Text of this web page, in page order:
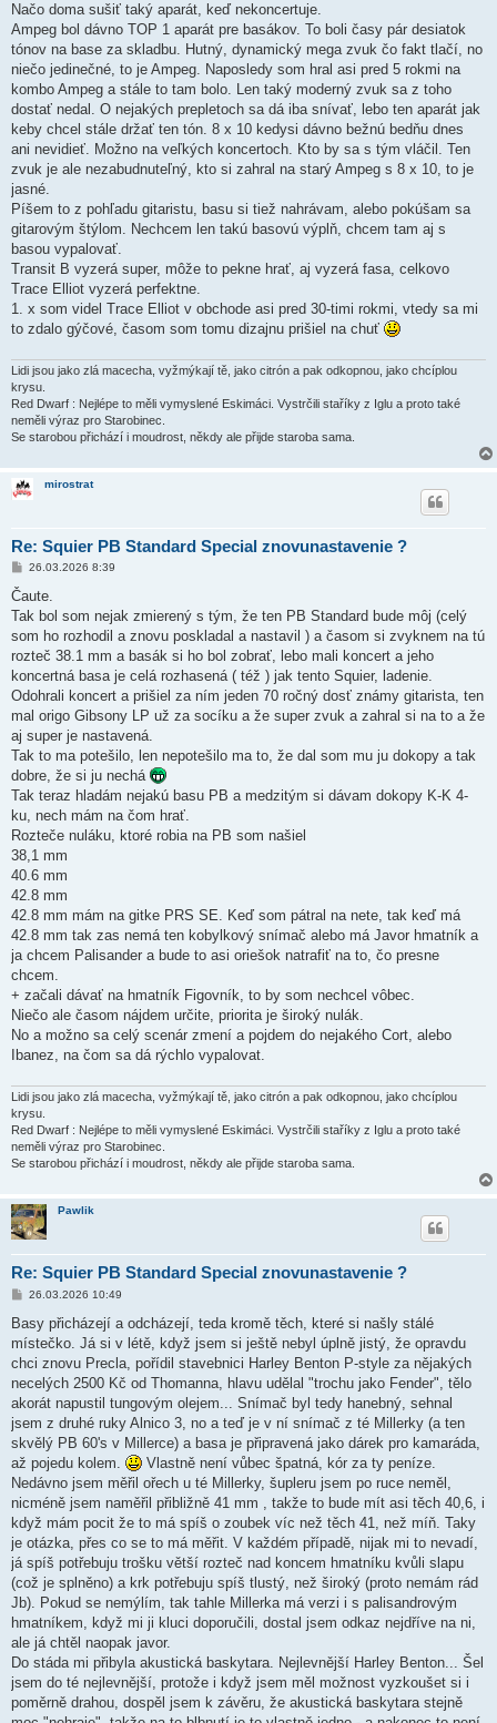
Načo doma sušiť taký aparát, keď nekoncertuje.
Ampeg bol dávno TOP 1 aparát pre basákov. To boli časy pár desiatok
tónov na base za skladbu. Hutný, dynamický mega zvuk čo fakt tlačí, no
niečo jedinečné, to je Ampeg. Naposledy som hral asi pred 5 rokmi na
kombo Ampeg a stále to tam bolo. Len taký moderný zvuk sa z toho
dostať nedal. O nejakých prepletoch sa dá iba snívať, lebo ten aparát jak
keby chcel stále držať ten tón. 8 x 10 kedysi dávno bežnú bedňu dnes
ani nevidieť. Možno na veľkých koncertoch. Kto by sa s tým vláčil. Ten
zvuk je ale nezabudnuteľný, kto si zahral na starý Ampeg s 8 x 10, to je
jasné.
Píšem to z pohľadu gitaristu, basu si tiež nahrávam, alebo pokúšam sa
gitarovým štýlom. Nechcem len takú basovú výplň, chcem tam aj s
basou vypalovať.
Transit B vyzerá super, môže to pekne hrať, aj vyzerá fasa, celkovo
Trace Elliot vyzerá perfektne.
1. x som videl Trace Elliot v obchode asi pred 30-timi rokmi, vtedy sa mi
to zdalo gýčové, časom som tomu dizajnu prišiel na chuť
Lidi jsou jako zlá macecha, vyžmýkají tě, jako citrón a pak odkopnou, jako chcíplou
krysu.
Red Dwarf : Nejlépe to měli vymyslené Eskimáci. Vystrčili staříky z Iglu a proto také
neměli výraz pro Starobinec.
Se starobou přichází i moudrost, někdy ale přijde staroba sama.
mirostrat
Re: Squier PB Standard Special znovunastavenie ?
P
í
p
ě
e
k
26.03.2026 8:39
Čaute.
Tak bol som nejak zmierený s tým, že ten PB Standard bude môj (celý
som ho rozhodil a znovu poskladal a nastavil ) a časom si zvyknem na tú
rozteč 38.1 mm a basák si ho bol zobrať, lebo mali koncert a jeho
koncertná basa je celá rozhasená ( též ) jak tento Squier, ladenie.
Odohrali koncert a prišiel za ním jeden 70 ročný dosť známy gitarista, ten
mal origo Gibsony LP už za socíku a že super zvuk a zahral si na to a že
aj super je nastavená.
Tak to ma potešilo, len nepotešilo ma to, že dal som mu ju dokopy a tak
dobre, že si ju nechá
Tak teraz hladám nejakú basu PB a medzitým si dávam dokopy K-K 4-
ku, nech mám na čom hrať.
Rozteče nuláku, ktoré robia na PB som našiel
38,1 mm
40.6 mm
42.8 mm
42.8 mm mám na gitke PRS SE. Keď som pátral na nete, tak keď má
42.8 mm tak zas nemá ten kobylkový snímač alebo má Javor hmatník a
ja chcem Palisander a bude to asi oriešok natrafiť na to, čo presne
chcem.
+ začali dávať na hmatník Figovník, to by som nechcel vôbec.
Niečo ale časom nájdem určite, priorita je široký nulák.
No a možno sa celý scenár zmení a pojdem do nejakého Cort, alebo
Ibanez, na čom sa dá rýchlo vypalovat.
Lidi jsou jako zlá macecha, vyžmýkají tě, jako citrón a pak odkopnou, jako chcíplou
krysu.
Red Dwarf : Nejlépe to měli vymyslené Eskimáci. Vystrčili staříky z Iglu a proto také
neměli výraz pro Starobinec.
Se starobou přichází i moudrost, někdy ale přijde staroba sama.
Pawlik
Re: Squier PB Standard Special znovunastavenie ?
P
í
p
ě
e
k
26.03.2026 10:49
Basy přicházejí a odcházejí, teda kromě těch, které si našly stálé
místečko. Já si v létě, když jsem si ještě nebyl úplně jistý, že opravdu
chci znovu Precla, pořídil stavebnici Harley Benton P-style za nějakých
necelých 2500 Kč od Thomanna, hlavu udělal "trochu jako Fender", tělo
akorát napustil tungovým olejem... Snímač byl tedy hanebný, sehnal
jsem z druhé ruky Alnico 3, no a teď je v ní snímač z té Millerky (a ten
skvělý PB 60's v Millerce) a basa je připravená jako dárek pro kamaráda,
až pojedu kolem.
Vlastně není vůbec špatná, kór za ty peníze.
Nedávno jsem měřil ořech u té Millerky, šupleru jsem po ruce neměl,
nicméně jsem naměřil přibližně 41 mm , takže to bude mít asi těch 40,6, i
když mám pocit že to má spíš o zoubek víc než těch 41, než míň. Taky
je otázka, přes co se to má měřit. V každém případě, nijak mi to nevadí,
já spíš potřebuju trošku větší rozteč nad koncem hmatníku kvůli slapu
(což je splněno) a krk potřebuju spíš tlustý, než široký (proto nemám rád
Jb). Pokud se nemýlím, tak tahle Millerka má verzi i s palisandrovým
hmatníkem, když mi ji kluci doporučili, dostal jsem odkaz nejdříve na ni,
ale já chtěl naopak javor.
Do stáda mi přibyla akustická baskytara. Nejlevnější Harley Benton... Šel
jsem do té nejlevnější, protože i když jsem měl možnost vyzkoušet si i
poměrně drahou, dospěl jsem k závěru, že akustická baskytara stejně